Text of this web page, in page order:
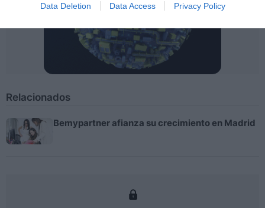
Data Deletion Data Access Privacy Policy
Relacionados
Bemypartner afianza su crecimiento en Madrid